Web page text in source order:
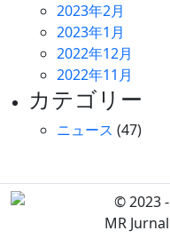
2023年2月
2023年1月
2022年12月
2022年11月
カテゴリー
ニュース (47)
© 2023 -
MR Jurnal